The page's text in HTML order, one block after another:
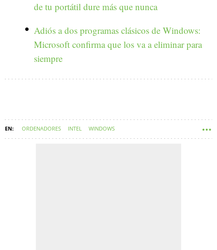
de tu portátil dure más que nunca
Adiós a dos programas clásicos de Windows:
Microsoft confirma que los va a eliminar para
siempre
ORDENADORES INTEL WINDOWS